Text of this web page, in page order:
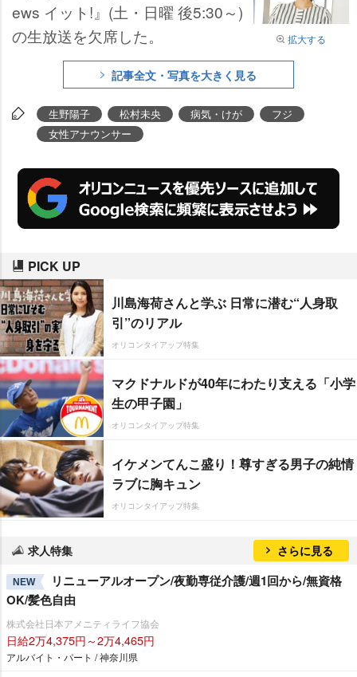
拡大する
ews イット!』(土・日曜 後5:30～)
の生放送を欠席した。
記事全文・写真を大きく見る
生野陽子 松村未央 病気・けが
フジ
女性アナウンサー
PICK UP
川島海荷さんと学ぶ 日常に潜む“人身取
引”のリアル
オリコンタイアップ特集
マクドナルドが40年にわたり支える「小学
生の甲子園」
オリコンタイアップ特集
イケメンてんこ盛り！尊すぎる男子の純情
ラブに胸キュン
オリコンタイアップ特集
求人特集 さらに見る
NEW
リニューアルオープン/夜勤専従介護/週1回から/無資格
OK/髪色自由
株式会社日本アメニティライフ協会
日給2万4,375円～2万4,465円
アルバイト・パート / 神奈川県